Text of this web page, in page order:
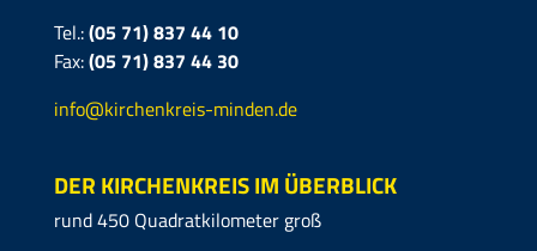
Tel.:(05 71) 837 44 10
Fax:(05 71)837 44 30
info@kirchenkreis-minden.de
DER KIRCHENKREIS IM ÜBERBLICK
rund 450 Quadratkilometer groß